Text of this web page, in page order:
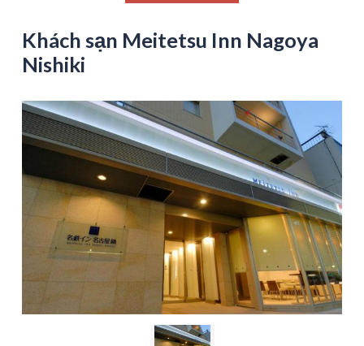
Khách sạn Meitetsu Inn Nagoya
Nishiki